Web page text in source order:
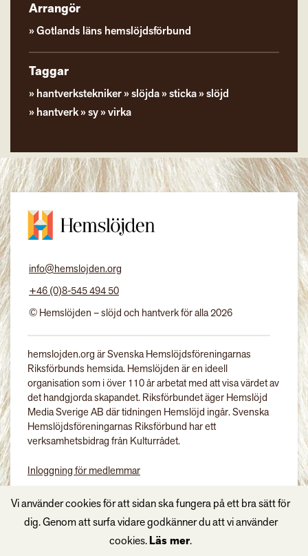
Arrangör
Gotlands läns hemslöjdsförbund
Taggar
hantverkstekniker slöjda sticka
slöjd
hantverk
sy virka
info@hemslojden.org
+46 (0)8-545 494 50
© Hemslöjden – slöjd och hantverk för alla 2026
hemslojden.org är Svenska Hemslöjdsföreningarnas
Riksförbunds hemsida. Hemslöjden är en ideell
organisation som i över 110 år arbetat med att visa värdet av
det handgjorda skapandet. Riksförbundet äger Hemslöjd
Media Sverige AB där tidningen Hemslöjd ingår. Svenska
Hemslöjdsföreningarnas Riksförbund har ett
verksamhetsbidrag från Kulturrådet.
Inloggning för medlemmar
Vi använder cookies för att sidan ska fungera på ett bra sätt för
dig. Genom att surfa vidare godkänner du att vi använder
cookies.Läs mer.